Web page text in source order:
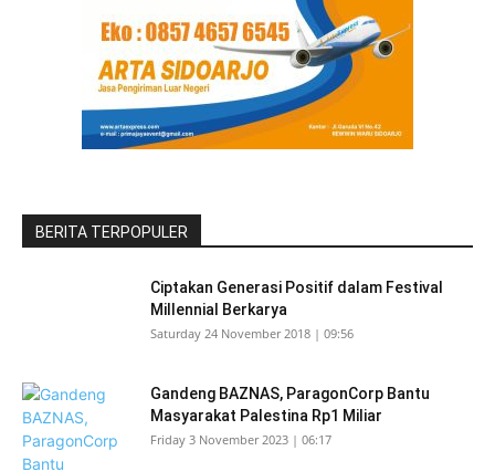
BERITA TERPOPULER
Ciptakan Generasi Positif dalam Festival
Millennial Berkarya
Saturday 24 November 2018 | 09:56
Gandeng BAZNAS, ParagonCorp Bantu
Masyarakat Palestina Rp1 Miliar
Friday 3 November 2023 | 06:17